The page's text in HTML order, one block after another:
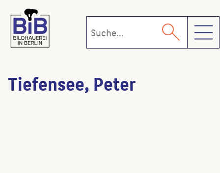
Tiefensee, Peter